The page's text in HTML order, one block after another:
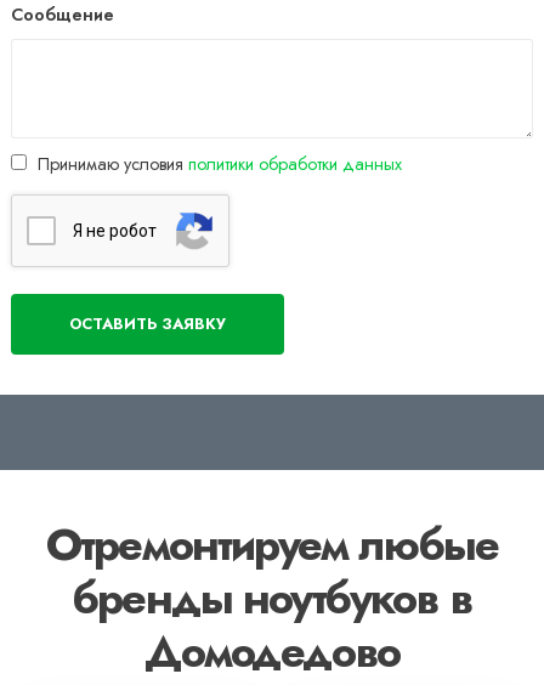
Сообщение
Принимаю условия политики обработки данных
Я нe poбoт
Отремонтируем любые
бренды ноутбуков в
Домодедово